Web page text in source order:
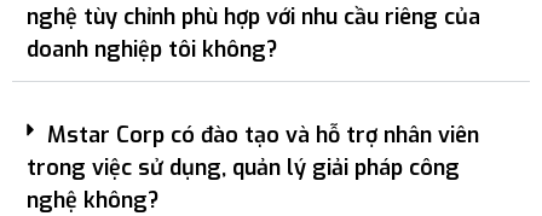
nghệ tùy chỉnh phù hợp với nhu cầu riêng của
doanh nghiệp tôi không?
Mstar Corp có đào tạo và hỗ trợ nhân viên
trong việc sử dụng, quản lý giải pháp công
nghệ không?